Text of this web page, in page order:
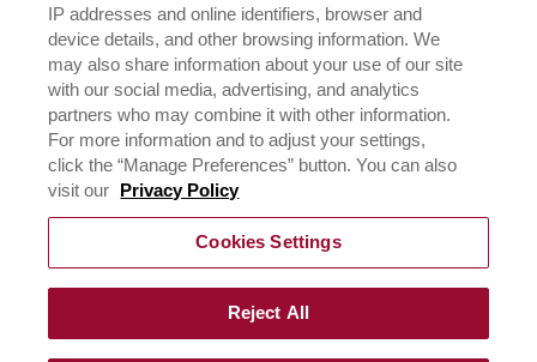
Todos os direitos reservados.
Rich do Brasil LTDA
CNPJ 01.879.814/0001-00
Av. Francisco Matarazzo, 1400 - 10º andar
São Paulo/SP
IP addresses and online identifiers, browser and
device details, and other browsing information. We
may also share information about your use of our site
with our social media, advertising, and analytics
partners who may combine it with other information.
For more information and to adjust your settings,
click the “Manage Preferences” button. You can also
visit our
Privacy Policy
Cookies Settings
Reject All